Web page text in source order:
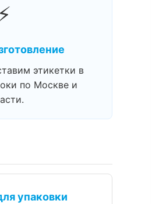
этикетки в
по Москве и
упаковки